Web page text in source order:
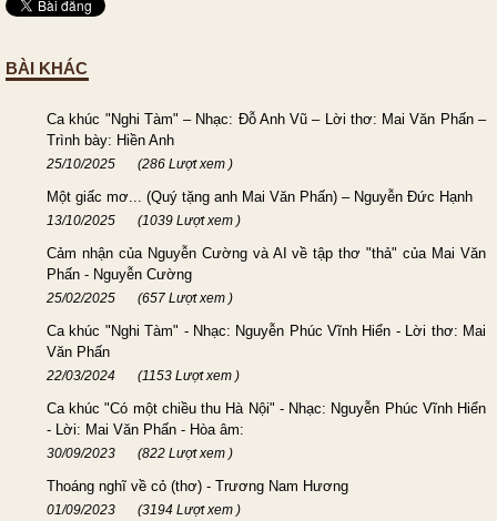
BÀI KHÁC
Ca khúc "Nghi Tàm" – Nhạc: Đỗ Anh Vũ – Lời thơ: Mai Văn Phấn –
Trình bày: Hiền Anh
25/10/2025 (286 Lượt xem )
Một giấc mơ... (Quý tặng anh Mai Văn Phấn) – Nguyễn Đức Hạnh
13/10/2025 (1039 Lượt xem )
Cảm nhận của Nguyễn Cường và AI về tập thơ "thả" của Mai Văn
Phấn - Nguyễn Cường
25/02/2025 (657 Lượt xem )
Ca khúc "Nghi Tàm" - Nhạc: Nguyễn Phúc Vĩnh Hiển - Lời thơ: Mai
Văn Phấn
22/03/2024 (1153 Lượt xem )
Ca khúc "Có một chiều thu Hà Nội" - Nhạc: Nguyễn Phúc Vĩnh Hiển
- Lời: Mai Văn Phấn - Hòa âm:
30/09/2023 (822 Lượt xem )
Thoáng nghĩ về cỏ (thơ) - Trương Nam Hương
01/09/2023 (3194 Lượt xem )